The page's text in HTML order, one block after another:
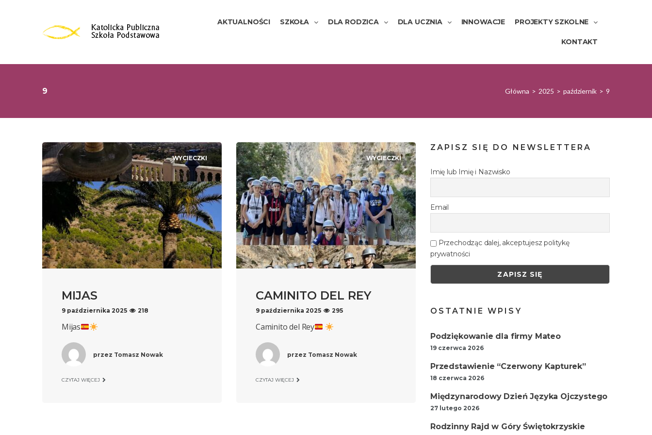
AKTUALNOŚCI SZKOŁA DLA RODZICA DLA UCZNIA INNOWACJE PROJEKTY SZKOLNE
KONTAKT
9 Główna > 2025 > październik > 9
WYCIECZKI
MIJAS
9 października 2025 218
Mijas
przez Tomasz Nowak
CZYTAJ WIĘCEJ
WYCIECZKI
CAMINITO DEL REY
9 października 2025 295
Caminito del Rey
przez Tomasz Nowak
CZYTAJ WIĘCEJ
ZAPISZ SIĘ DO NEWSLETTERA
Imię lub Imię i Nazwisko
Email
Przechodząc dalej, akceptujesz politykę
prywatności
OSTATNIE WPISY
Podziękowanie dla firmy Mateo
19 czerwca 2026
Przedstawienie “Czerwony Kapturek”
18 czerwca 2026
Międzynarodowy Dzień Języka Ojczystego
27 lutego 2026
Rodzinny Rajd w Góry Świętokrzyskie